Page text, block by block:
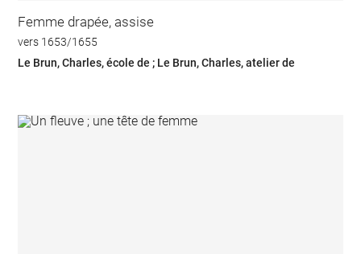
Femme drapée, assise
vers 1653/1655
Le Brun, Charles, école de ; Le Brun, Charles, atelier de